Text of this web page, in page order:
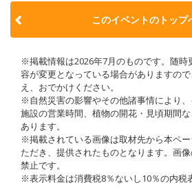
このイベントのトップ
※掲載情報は2026年7月のものです。随時
容が変更となっている場合がありますの
え、おでかけください。
※自然災害の影響やその他諸事情により、
施設の営業時間、植物の開花・見頃期間
あります。
※掲載されている画像は取材先から本ペ
ただき、提供されたものとなります。画
禁止です。
※表示料金は消費税8％ないし10％の内税